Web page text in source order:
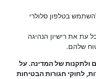
בטלפון סלולרי
עת את רישיון הנהיגה
שלהם.
ולתקנות של המדינה. על
לחוקי חגורות הבטיחות